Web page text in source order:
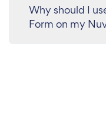
Why should I
Form on my